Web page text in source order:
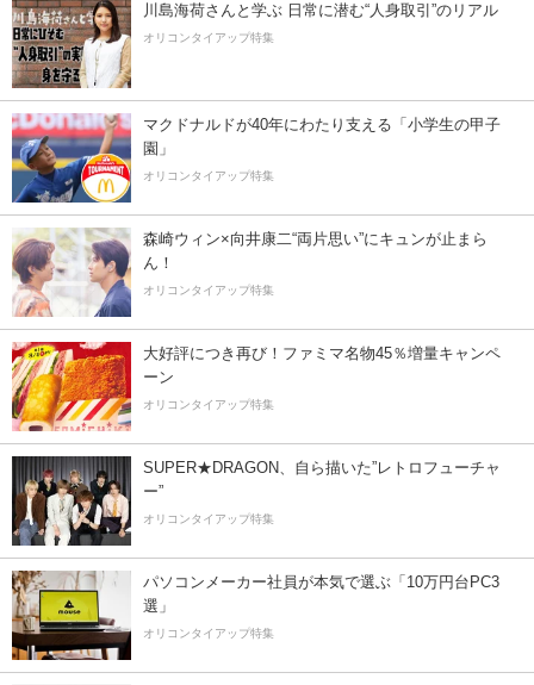
川島海荷さんと学ぶ 日常に潜む“人身取引”のリアル
オリコンタイアップ特集
マクドナルドが40年にわたり支える「小学生の甲子
園」
オリコンタイアップ特集
森崎ウィン×向井康二“両片思い”にキュンが止まら
ん！
オリコンタイアップ特集
大好評につき再び！ファミマ名物45％増量キャンペ
ーン
オリコンタイアップ特集
SUPER★DRAGON、自ら描いた”レトロフューチャ
ー”
オリコンタイアップ特集
パソコンメーカー社員が本気で選ぶ「10万円台PC3
選」
オリコンタイアップ特集